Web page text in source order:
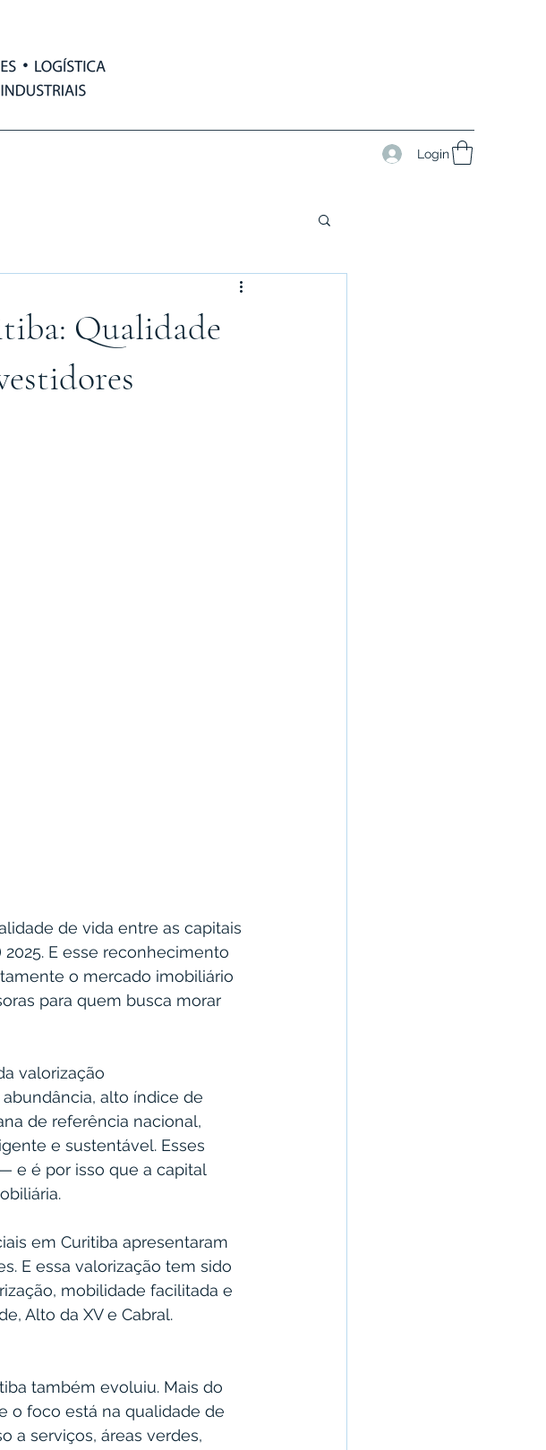
Login
Qualidade
de vida entre as capitais
E esse reconhecimento
o mercado imobiliário
para quem busca morar
valorização
alto índice de
de referência nacional,
e sustentável. Esses
e é por isso que a capital
em Curitiba apresentaram
E essa valorização tem sido
mobilidade facilitada e
Alto da XV e Cabral.
também evoluiu. Mais do
o foco está na qualidade de
a serviços, áreas verdes,